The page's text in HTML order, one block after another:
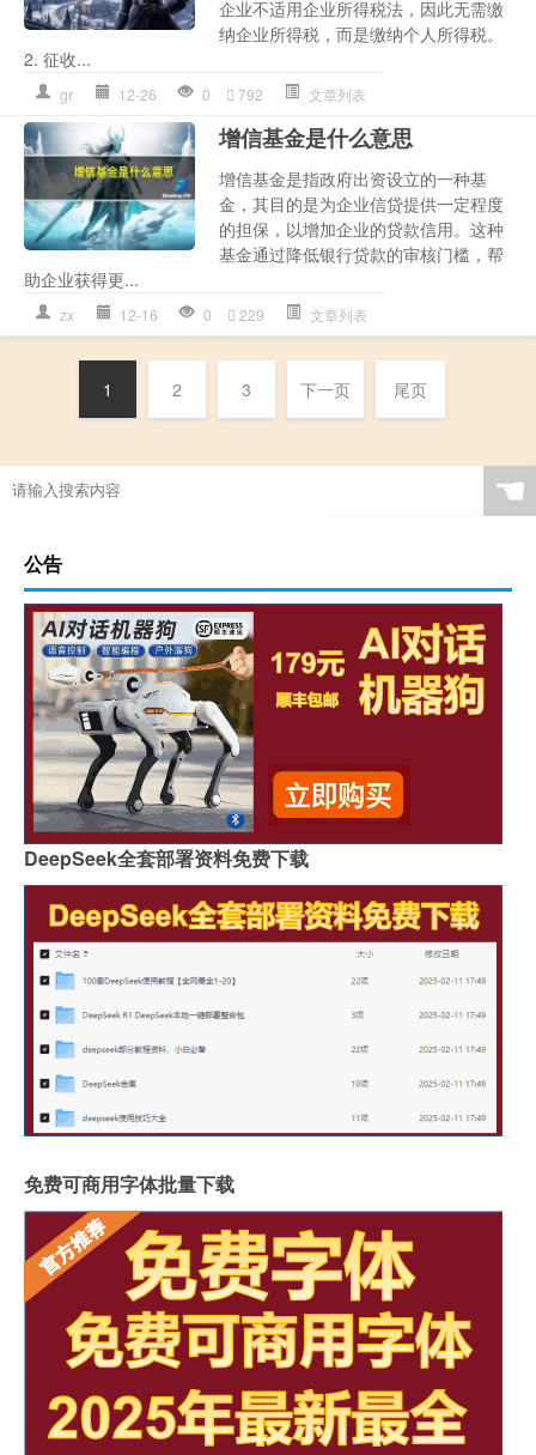
企业不适用企业所得税法，因此无需缴
纳企业所得税，而是缴纳个人所得税。
2. 征收...
gr 12-26 0 792 文章列表
增信基金是什么意思
增信基金是指政府出资设立的一种基
金，其目的是为企业信贷提供一定程度
的担保，以增加企业的贷款信用。这种
基金通过降低银行贷款的审核门槛，帮
助企业获得更...
zx 12-16 0 229 文章列表
1 2 3 下一页 尾页
☚
公告
DeepSeek全套部署资料免费下载
免费可商用字体批量下载